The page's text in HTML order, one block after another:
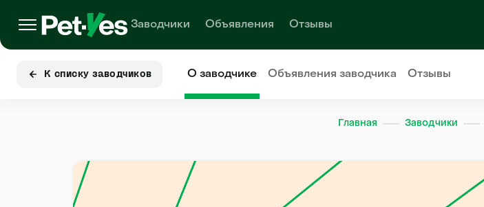
Заводчики Объявления Отзывы
К списку заводчиков О заводчике Объявлениязаводчика Отзывы
Главная Заводчики